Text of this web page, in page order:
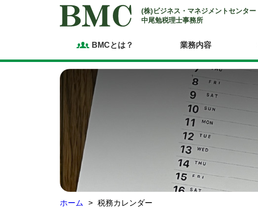
(株)ビジネス・マネジメントセンター
中尾勉税理士事務所
BMCとは？ 業務内容
ホーム 税務カレンダー